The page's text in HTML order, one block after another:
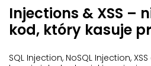
Injections & XSS –
kod, który kasuje
SQL Injection, NoSQL Injection,